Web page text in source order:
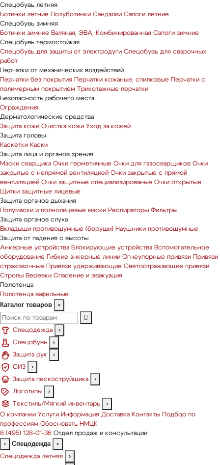
Спецобувь летняя
Ботинки летние
Полуботинки Сандалии Сапоги летние
Спецобувь зимняя
Ботинки зимние Валяная, ЭВА, Комбинированная Сапоги зимние
Спецобувь термостойкая
Спецобувь для защиты от электродуги Спецобувь для сварочных
работ
Перчатки от механических воздействий
Перчатки без покрытия
Перчатки кожаные, спилковые
Перчатки с
полимерным покрытием
Трикотажные перчатки
Безопасность рабочего места
Ограждения
Дерматологические средства
Защита кожи Очистка кожи Уход за кожей
Защита головы
Каскетки Каски
Защита лица и органов зрения
Маски сварщика Очки герметичные Очки для газосварщиков Очки
закрытые с непрямой вентиляцией Очки закрытые с прямой
вентиляцией Очки защитные специализированые Очки открытые
Щитки защитные лицевые
Защита органов дыхания
Полумаски и полнолицевые маски Респираторы Фильтры
Защита органов слуха
Вкладыши противошумные (беруши) Наушники противошумные
Защита от падения с высоты
Анкерные устройства Блокирующие устройства Вспомогательное
оборудование
Гибкие анкерные линии Огнеупорные привязи
Привязи
страховочные
Привязи удерживающие Светоотражающие привязи
Стропы Веревки Спасение и эвакуация
Полотенца
Полотенца вафельные
Каталог товаров ×
Спецодежда
›
Спецобувь
›
Защита рук
›
СИЗ
›
Защита пескоструйщика
›
Логотипы
›
Текстиль/Мягкий инвентарь
›
О компании Услуги Информация Доставка Контакты
Подбор по
профессиям Обосновать НМЦК
8 (495) 128-01-36 Отдел продаж и консультации
‹
Спецодежда
×
Спецодежда летняя
›